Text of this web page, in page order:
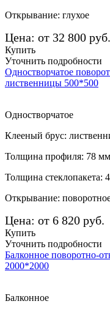
Открывание: глухое
Цена: от 32 800 руб.
Купить
Уточнить подробности
Одностворчатое
лиственницы 500*500
Одностворчатое
Клееный брус:
Толщина профиля: 78 мм
Толщина стеклопакета:
Открывание:
Цена: от 6 820 руб.
Купить
Уточнить подробности
Балконное поворотно-
2000*2000
Балконное